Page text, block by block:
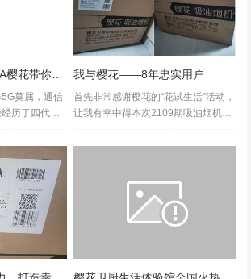
莫属，通信
历了四代变
的几Kb到了
一次变革都刷
电...
我与樱花——8年忠实用户
首先非常感谢樱花的“花试生活”活动，
让我有幸中得本次2109期吸油烟机的
做饭较之前频繁，而家里的油烟机排